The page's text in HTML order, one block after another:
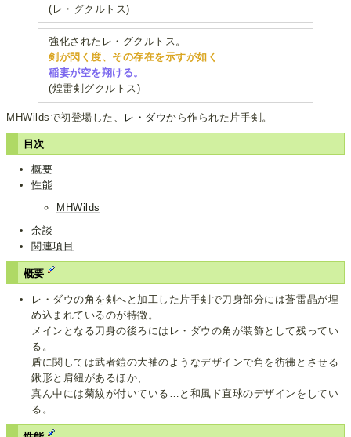
(レ・グクルトス)
強化されたレ・グクルトス。
剣が閃く度、その存在を示すが如く
稲妻が空を翔ける。
(煌雷剣グクルトス)
MHWildsで初登場した、 レ・ダウから作られた片手剣。
目次
概要
性能
MHWilds
余談
関連項目
概要
レ・ダウの角を剣へと加工した片手剣で刀身部分には蒼雷晶が埋
め込まれているのが特徴。
メインとなる刀身の後ろにはレ・ダウの角が装飾として残ってい
る。
盾に関しては武者鎧の大袖のようなデザインで角を彷彿とさせる
鍬形と肩紐があるほか、
真ん中には菊紋が付いている…と和風ド直球のデザインをしてい
る。